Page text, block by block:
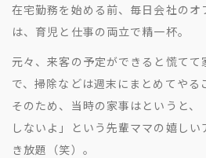
在宅勤務を始める前、毎日会社の
は、育児と仕事の両立で精一杯。
元々、来客の予定ができると慌て
で、掃除などは週末にまとめてやる
そのため、当時の家事はというと、
しないよ」という先輩ママの嬉し
き放題（笑）。